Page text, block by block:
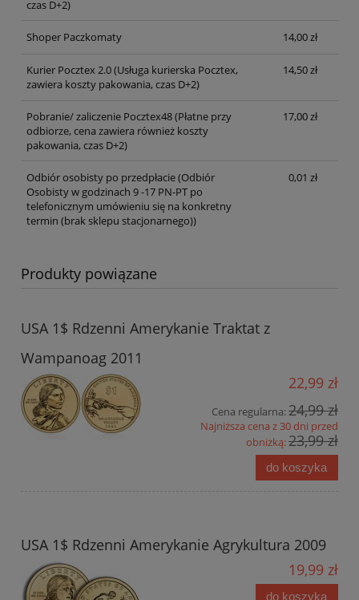
czas D+2)
Shoper Paczkomaty 14,00 zł
Kurier Pocztex 2.0(Usługa kurierska Pocztex,
zawiera koszty pakowania, czas D+2)
14,50 zł
Pobranie/ zaliczenie Pocztex48(Płatne przy
odbiorze, cena zawiera również koszty
pakowania, czas D+2)
17,00 zł
Odbiór osobisty po przedpłacie(Odbiór
Osobisty w godzinach 9 -17 PN-PT po
telefonicznym umówieniu się na konkretny
termin (brak sklepu stacjonarnego))
0,01 zł
Produkty powiązane
USA 1$ Rdzenni Amerykanie Traktat z
Wampanoag 2011
22,99 zł
Cena regularna:24,99 zł
Najniższa cena z 30 dni przed
obniżką:23,99 zł
do koszyka
USA 1$ Rdzenni Amerykanie Agrykultura 2009
19,99 zł
do koszyka